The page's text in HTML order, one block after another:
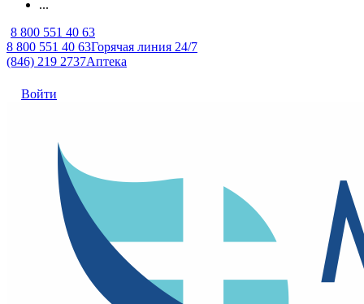
...
8 800 551 40 63
8 800 551 40 63Горячая линия 24/7
(846) 219 2737Аптека
Войти